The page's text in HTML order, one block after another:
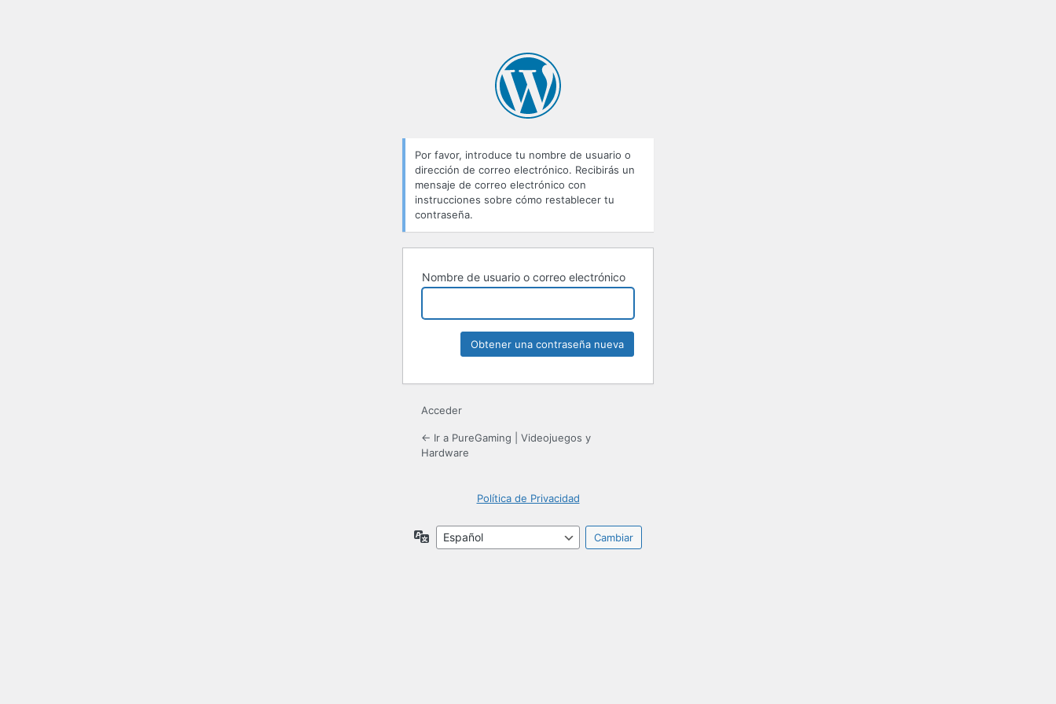
Por favor, introduce tu nombre de usuario o
dirección de correo electrónico. Recibirás un
mensaje de correo electrónico con
instrucciones sobre cómo restablecer tu
contraseña.
Nombre de usuario o correo electrónico
Acceder
← Ir a PureGaming | Videojuegos y
Hardware
Política de Privacidad
Idioma